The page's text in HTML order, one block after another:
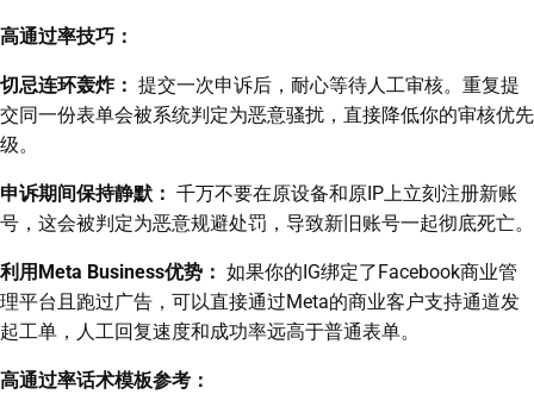
高通过率技巧：
切忌连环轰炸： 提交一次申诉后，耐心等待人工审核。重复提
交同一份表单会被系统判定为恶意骚扰，直接降低你的审核优先
级。
申诉期间保持静默： 千万不要在原设备和原IP上立刻注册新账
号，这会被判定为恶意规避处罚，导致新旧账号一起彻底死亡。
利用Meta Business优势： 如果你的IG绑定了Facebook商业管
理平台且跑过广告，可以直接通过Meta的商业客户支持通道发
起工单，人工回复速度和成功率远高于普通表单。
高通过率话术模板参考：